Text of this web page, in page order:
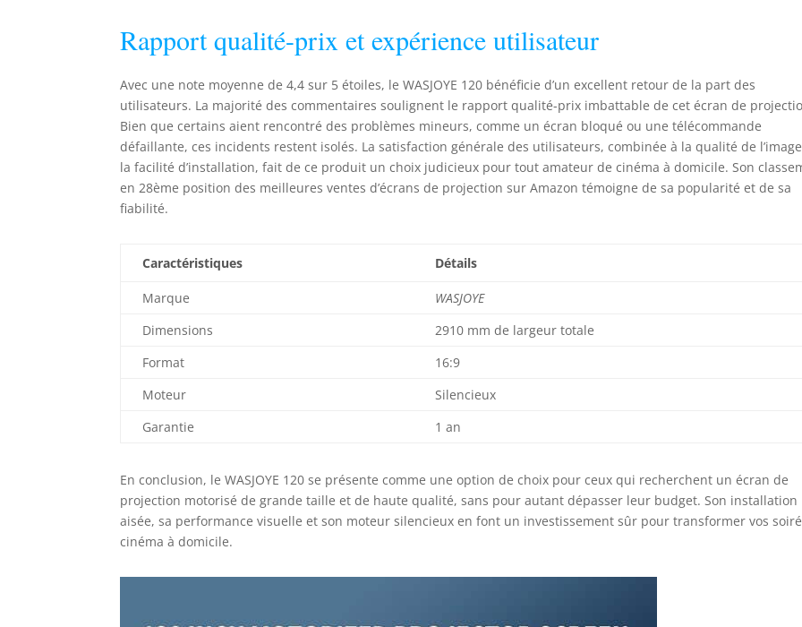
Rapport qualité-prix et expérience utilisateur
Avec une note moyenne de 4,4 sur 5 étoiles, le WASJOYE 120 bénéficie d’un excellent retour de la part des
utilisateurs. La majorité des commentaires soulignent le rapport qualité-prix imbattable de cet écran de
Bien que certains aient rencontré des problèmes mineurs, comme un écran bloqué ou une télécommande
défaillante, ces incidents restent isolés. La satisfaction générale des utilisateurs, combinée à la qualité de
la facilité d’installation, fait de ce produit un choix judicieux pour tout amateur de cinéma à domicile. Son
en 28ème position des meilleures ventes d’écrans de projection sur Amazon témoigne de sa popularité et de sa
fiabilité.
Caractéristiques Détails
Marque
WASJOYE
Dimensions
2910 mm de largeur totale
Format
16:9
Moteur
Silencieux
Garantie
1 an
En conclusion, le WASJOYE 120 se présente comme une option de choix pour ceux qui recherchent un écran de
projection motorisé de grande taille et de haute qualité, sans pour autant dépasser leur budget. Son installation
aisée, sa performance visuelle et son moteur silencieux en font un investissement sûr pour transformer vos
cinéma à domicile.